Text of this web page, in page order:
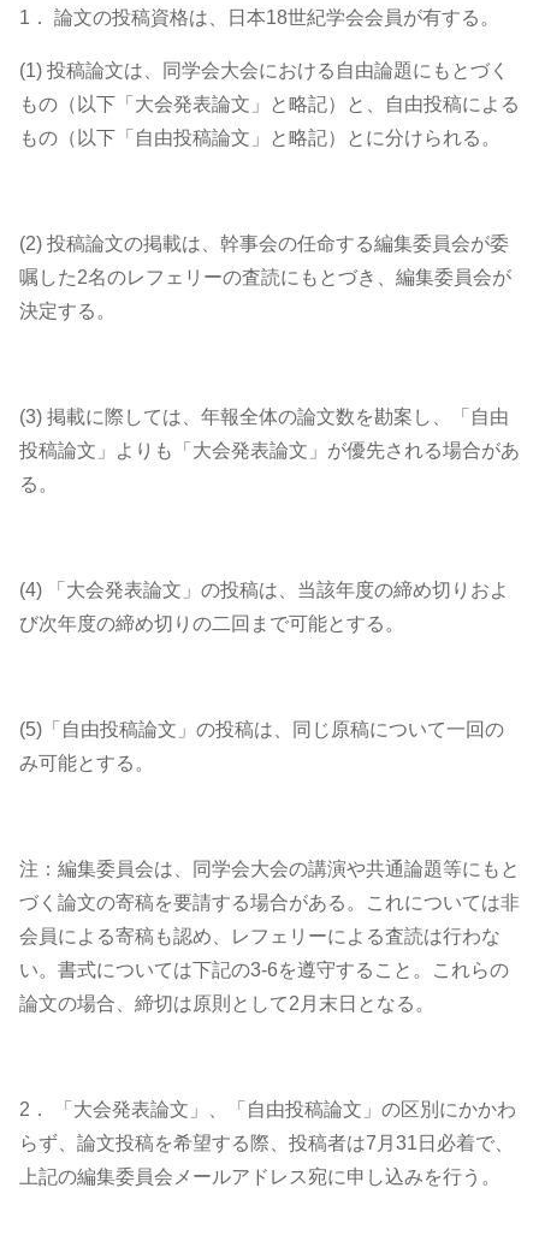
1． 論文の投稿資格は、日本18世紀学会会員が有する。
(1) 投稿論文は、同学会大会における自由論題にもとづく
もの（以下「大会発表論文」と略記）と、自由投稿による
もの（以下「自由投稿論文」と略記）とに分けられる。
(2) 投稿論文の掲載は、幹事会の任命する編集委員会が委
嘱した2名のレフェリーの査読にもとづき、編集委員会が
決定する。
(3) 掲載に際しては、年報全体の論文数を勘案し、「自由
投稿論文」よりも「大会発表論文」が優先される場合があ
る。
(4) 「大会発表論文」の投稿は、当該年度の締め切りおよ
び次年度の締め切りの二回まで可能とする。
(5)「自由投稿論文」の投稿は、同じ原稿について一回の
み可能とする。
注：編集委員会は、同学会大会の講演や共通論題等にもと
づく論文の寄稿を要請する場合がある。これについては非
会員による寄稿も認め、レフェリーによる査読は行わな
い。書式については下記の3-6を遵守すること。これらの
論文の場合、締切は原則として2月末日となる。
2． 「大会発表論文」、「自由投稿論文」の区別にかかわ
らず、論文投稿を希望する際、投稿者は7月31日必着で、
上記の編集委員会メールアドレス宛に申し込みを行う。